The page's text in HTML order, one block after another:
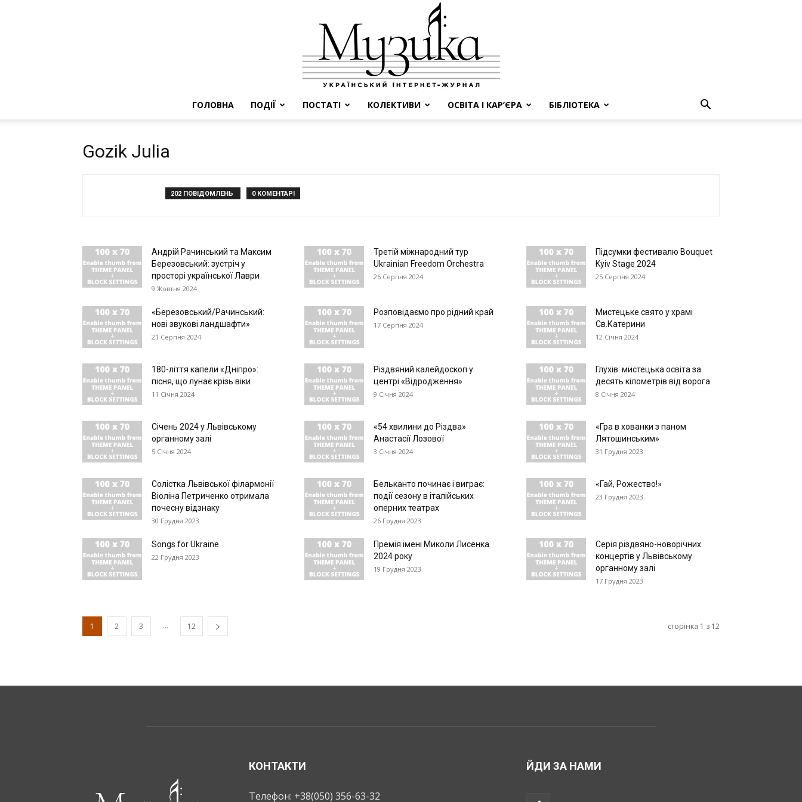
ГОЛОВНА ПОДІЇ ПОСТАТІ КОЛЕКТИВИ ОСВІТА І КАР’ЄРА БІБЛІОТЕКА
Gozik Julia
202 ПОВІДОМЛЕНЬ 0 КОМЕНТАРІ
Андрій Рачинський та Максим
Березовський: зустріч у
просторі української Лаври
9 Жовтня 2024
Третій міжнародний тур
Ukrainian Freedom Orchestra
26 Серпня 2024
Підсумки фестивалю Bouquet
Kyiv Stage 2024
25 Серпня 2024
«Березовський/Рачинський:
нові звукові ландшафти»
21 Серпня 2024
Розповідаємо про рідний край
17 Серпня 2024
Мистецьке свято у храмі
Св.Катерини
12 Січня 2024
180-ліття капели «Дніпро»:
пісня, що лунає крізь віки
11 Січня 2024
Різдвяний калейдоскоп у
центрі «Відродження»
9 Січня 2024
Глухів: мистецька освіта за
десять кілометрів від ворога
8 Січня 2024
Січень 2024 у Львівському
органному залі
5 Січня 2024
«54 хвилини до Різдва»
Анастасії Лозової
3 Січня 2024
«Гра в хованки з паном
Лятошинським»
31 Грудня 2023
Солістка Львівської філармонії
Віоліна Петриченко отримала
почесну відзнаку
30 Грудня 2023
Бельканто починає і виграє:
події сезону в італійських
оперних театрах
26 Грудня 2023
«Гай, Рожество!»
23 Грудня 2023
Songs for Ukraine
22 Грудня 2023
Премія імені Миколи Лисенка
2024 року
19 Грудня 2023
Серія різдвяно-новорічних
концертів у Львівському
органному залі
17 Грудня 2023
1 2 3 ... 12 сторінка 1 з 12
КОНТАКТИ
Телефон: +38(050) 356-63-32
ЙДИ ЗА НАМИ